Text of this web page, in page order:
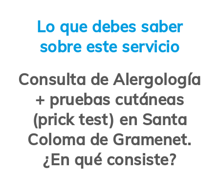
Lo que debes saber
sobre este servicio
Consulta de Alergología
+ pruebas cutáneas
(prick test) en Santa
Coloma de Gramenet.
¿En qué consiste?